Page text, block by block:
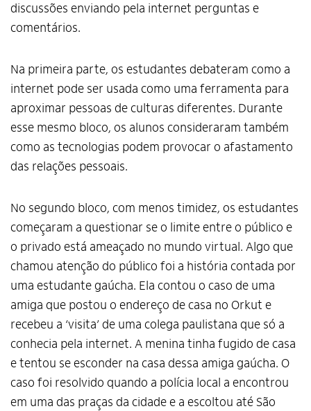
discussões enviando pela internet perguntas e
comentários.
Na primeira parte, os estudantes debateram como a
internet pode ser usada como uma ferramenta para
aproximar pessoas de culturas diferentes. Durante
esse mesmo bloco, os alunos consideraram também
como as tecnologias podem provocar o afastamento
das relações pessoais.
No segundo bloco, com menos timidez, os estudantes
começaram a questionar se o limite entre o público e
o privado está ameaçado no mundo virtual. Algo que
chamou atenção do público foi a história contada por
uma estudante gaúcha. Ela contou o caso de uma
amiga que postou o endereço de casa no Orkut e
recebeu a ‘visita’ de uma colega paulistana que só a
conhecia pela internet. A menina tinha fugido de casa
e tentou se esconder na casa dessa amiga gaúcha. O
caso foi resolvido quando a polícia local a encontrou
em uma das praças da cidade e a escoltou até São